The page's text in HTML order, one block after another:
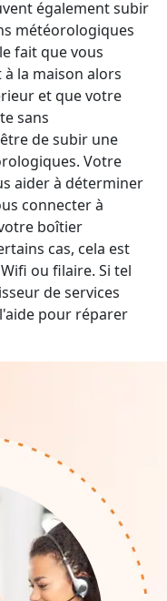
également subir
météorologiques
fait que vous
la maison alors
et que votre
sans
de subir une
Votre
aider à déterminer
connecter à
boîtier
cas, cela est
ou filaire. Si tel
de services
pour réparer